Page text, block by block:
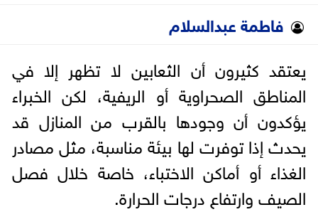
فاطمة عبدالسلام
يعتقد كثيرون أن الثعابين لا تظهر إلا في
المناطق الصحراوية أو الريفية، لكن الخبراء
يؤكدون أن وجودها بالقرب من المنازل قد
يحدث إذا توفرت لها بيئة مناسبة، مثل مصادر
الغذاء أو أماكن الاختباء، خاصة خلال فصل
الصيف وارتفاع درجات الحرارة.